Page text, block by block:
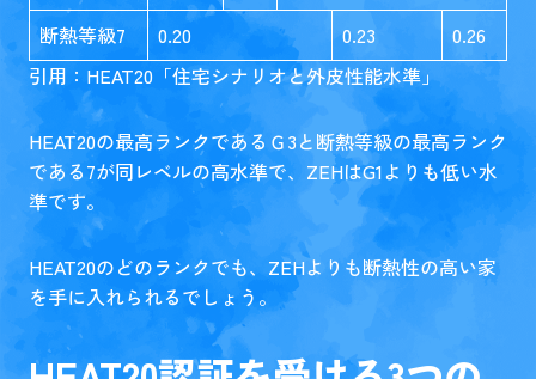
断熱等級7
0.20 0.23
0.26
引用：HEAT20「住宅シナリオと外皮性能水準 」
HEAT20の最高ランクであるＧ3と断熱等級の最高ランク
である7が同レベルの高水準で、ZEHはG1よりも低い水
準です。
HEAT20のどのランクでも、ZEHよりも断熱性の高い家
を手に入れられるでしょう。